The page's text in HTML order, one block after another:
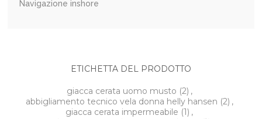
Navigazione inshore
ETICHETTA DEL PRODOTTO
giacca cerata uomo musto (2) ,
abbigliamento tecnico vela donna helly hansen (2) ,
giacca cerata impermeabile (1) ,